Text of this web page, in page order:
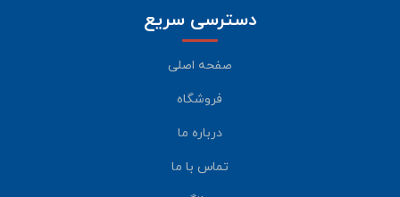
دسترسی سریع
صفحه اصلی
فروشگاه
درباره ما
تماس با ما